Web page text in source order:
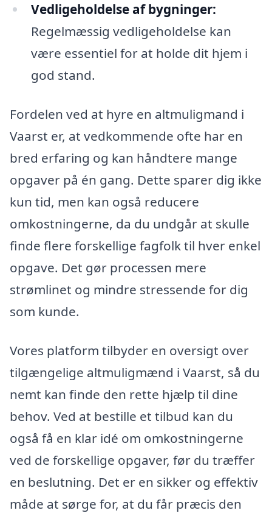
Vedligeholdelse af bygninger:
Regelmæssig vedligeholdelse kan
være essentiel for at holde dit hjem i
god stand.
Fordelen ved at hyre en altmuligmand i
Vaarst er, at vedkommende ofte har en
bred erfaring og kan håndtere mange
opgaver på én gang. Dette sparer dig ikke
kun tid, men kan også reducere
omkostningerne, da du undgår at skulle
finde flere forskellige fagfolk til hver enkel
opgave. Det gør processen mere
strømlinet og mindre stressende for dig
som kunde.
Vores platform tilbyder en oversigt over
tilgængelige altmuligmænd i Vaarst, så du
nemt kan finde den rette hjælp til dine
behov. Ved at bestille et tilbud kan du
også få en klar idé om omkostningerne
ved de forskellige opgaver, før du træffer
en beslutning. Det er en sikker og effektiv
måde at sørge for, at du får præcis den